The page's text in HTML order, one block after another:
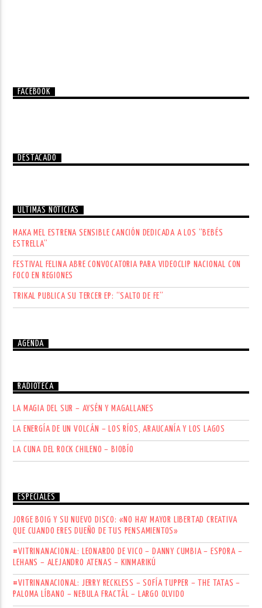
FACEBOOK
DESTACADO
ÚLTIMAS NOTICIAS
MAKA MEL ESTRENA SENSIBLE CANCIÓN DEDICADA A LOS “BEBÉS
ESTRELLA”
FESTIVAL FELINA ABRE CONVOCATORIA PARA VIDEOCLIP NACIONAL CON
FOCO EN REGIONES
TRIKAL PUBLICA SU TERCER EP: “SALTO DE FE”
AGENDA
RADIOTECA
LA MAGIA DEL SUR – AYSÉN Y MAGALLANES
LA ENERGÍA DE UN VOLCÁN – LOS RÍOS, ARAUCANÍA Y LOS LAGOS
LA CUNA DEL ROCK CHILENO – BIOBÍO
ESPECIALES
JORGE BOIG Y SU NUEVO DISCO: «NO HAY MAYOR LIBERTAD CREATIVA
QUE CUANDO ERES DUEÑO DE TUS PENSAMIENTOS»
#VITRINANACIONAL: LEONARDO DE VICO – DANNY CUMBIA – ESPORA –
LEHANS – ALEJANDRO ATENAS – KINMARIKÚ
#VITRINANACIONAL: JERRY RECKLESS – SOFÍA TUPPER – THE TATAS –
PALOMA LÍBANO – NEBULA FRACTÄL – LARGO OLVIDO